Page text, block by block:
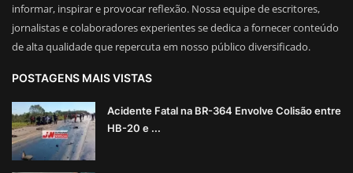
informar, inspirar e provocar reflexão. Nossa equipe de escritores,
jornalistas e colaboradores experientes se dedica a fornecer conteúdo
de alta qualidade que repercuta em nosso público diversificado.
POSTAGENS MAIS VISTAS
Acidente Fatal na BR-364 Envolve Colisão entre
HB-20 e ...